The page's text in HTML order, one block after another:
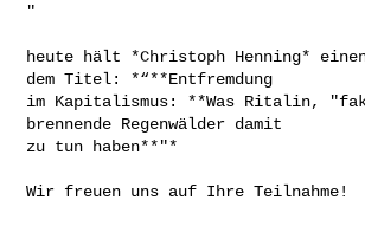
"
heute hält *Christoph Henning*
dem Titel: *“**Entfremdung
im Kapitalismus: **Was Ritalin,
brennende Regenwälder damit
zu tun haben**"*
Wir freuen uns auf Ihre Teilnahme!